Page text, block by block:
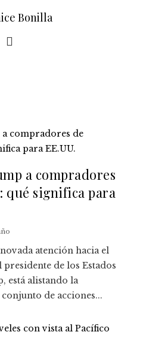
Bonilla
a compradores
qué significa para
atención hacia el
de los Estados
está alistando la
de acciones...